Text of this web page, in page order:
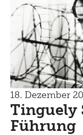
18. Dezember
Tinguely
Führung